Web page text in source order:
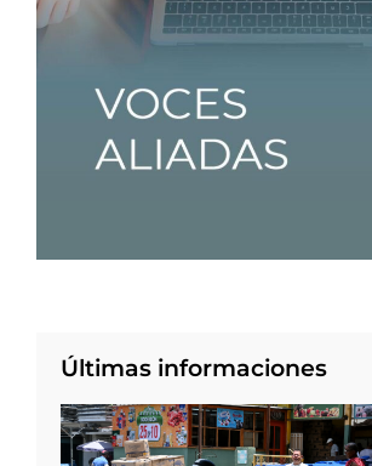
Últimas informaciones